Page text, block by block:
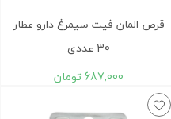
قرص المان فیت سیمرغ دارو عطار
30 عددی
687,000 تومان